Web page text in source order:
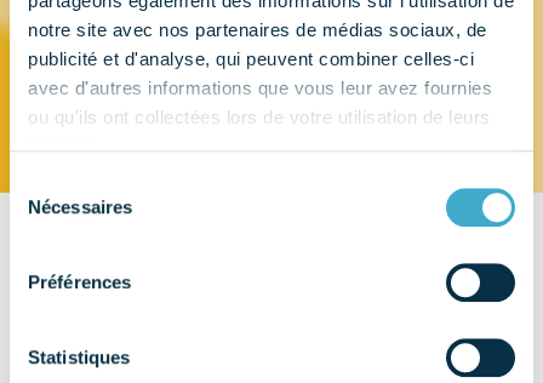
notre site avec nos partenaires de médias sociaux, de
publicité et d'analyse, qui peuvent combiner celles-ci
avec d'autres informations que vous leur avez fournies
ou qu'ils ont collectées lors de votre utilisation de leurs
Nécessaires
Préférences
Statistiques
ORTHOPLUS
28 rue Ampère
EMAIL